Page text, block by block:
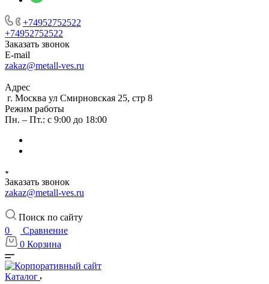
+74952752522
+74952752522
Заказать звонок
E-mail
zakaz@metall-ves.ru
Адрес
г. Москва ул Смирновская 25, стр 8
Режим работы
Пн. – Пт.: с 9:00 до 18:00
Заказать звонок
zakaz@metall-ves.ru
Поиск по сайту
0
Сравнение
0 Корзина
Каталог